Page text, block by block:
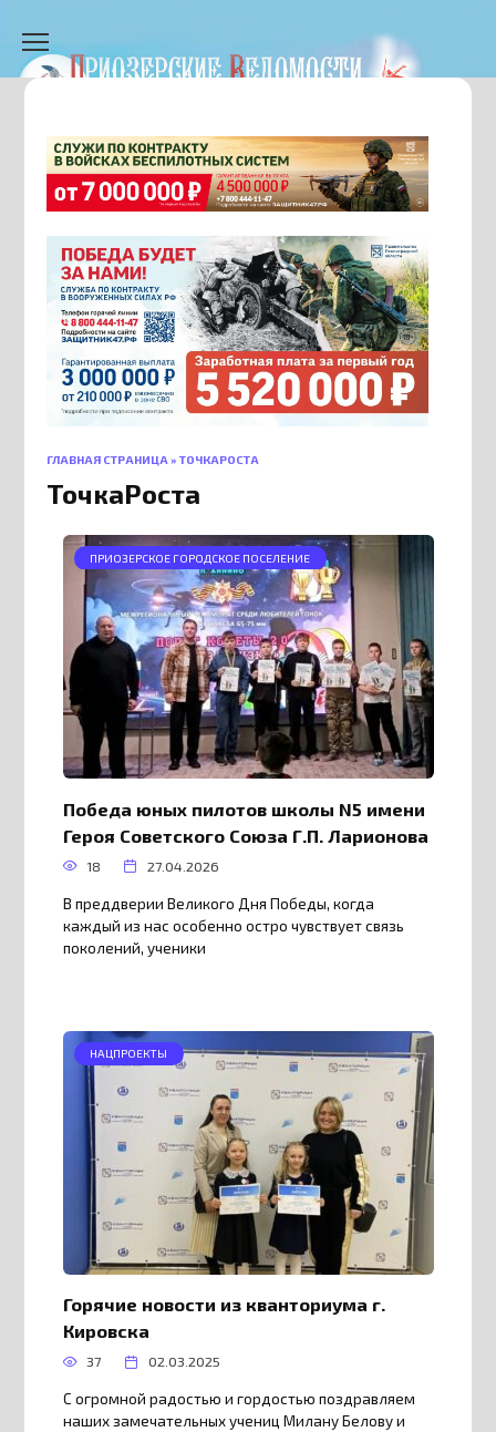
содержанию
ГЛАВНАЯ СТРАНИЦА »ТОЧКАРОСТА
ТочкаРоста
ПРИОЗЕРСКОЕ ГОРОДСКОЕ ПОСЕЛЕНИЕ
Победа юных пилотов школы N5 имени
Героя Советского Союза Г.П. Ларионова
18 27.04.2026
В преддверии Великого Дня Победы, когда
каждый из нас особенно остро чувствует связь
поколений, ученики
НАЦПРОЕКТЫ
Горячие новости из кванториума г.
Кировска
37 02.03.2025
С огромной радостью и гордостью поздравляем
наших замечательных учениц Милану Белову и